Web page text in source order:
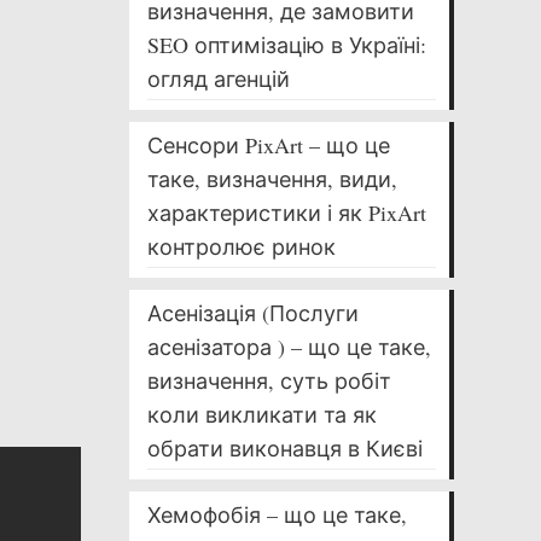
визначення, де замовити
SEO оптимізацію в Україні:
огляд агенцій
Сенсори PixArt – що це
таке, визначення, види,
характеристики і як PixArt
контролює ринок
Асенізація (Послуги
асенізатора ) – що це таке,
визначення, суть робіт
коли викликати та як
обрати виконавця в Києві
Хемофобія – що це таке,